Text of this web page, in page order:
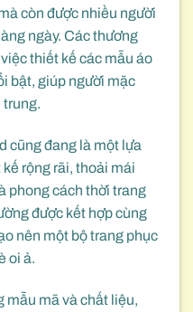
còn được nhiều người
ngày. Các thương
thiết kế các mẫu áo
bật, giúp người mặc
trung.
cũng đang là một lựa
rộng rãi, thoải mái
phong cách thời trang
được kết hợp cùng
nên một bộ trang phục
oi ả.
mẫu mã và chất liệu,